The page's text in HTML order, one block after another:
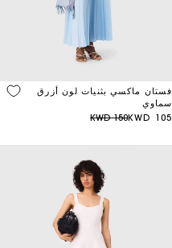
فستان ماكسي بثنيات لون أزرق
سماوي
105 KWD
150 KWD